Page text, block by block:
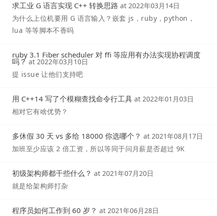
求工业 G 语言实现 C++ 转换思路 at 2022年03月14日
为什么上位机要用 G 语言输入？嵌套 js，ruby，python，
lua 等等脚本不香吗
ruby 3.1 Fiber scheduler 对 ffi 等应用有办法实现协程调度
吗？ at 2022年03月10日
提 issue 让他们支持吧
用 C++14 写了个模糊查找命令行工具 at 2022年01月03日
相对它有啥优势？
多休假 30 天 vs 多给 18000 你选哪个？ at 2021年08月17日
加班至少应该 2 倍工资，所以等同于问月薪是否超过 9K
初级架构师都干些什么？ at 2021年07月20日
就是给架构师打杂
程序员如何工作到 60 岁？ at 2021年06月28日